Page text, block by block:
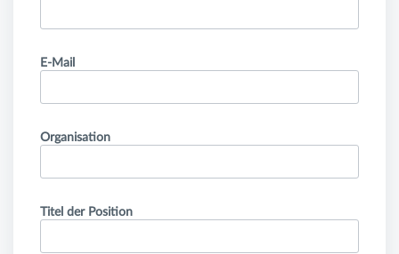
E-Mail
Organisation
Titel der Position